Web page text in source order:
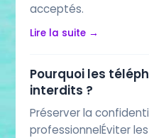
acceptés.
Lire la suite →
Pourquoi les
interdits ?
Préserver la
professionnelÉviter